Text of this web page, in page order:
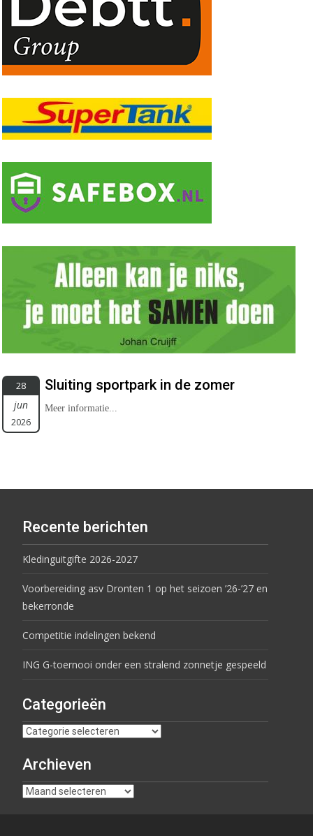
28
jun
2026
Sluiting sportpark in de zomer
Meer informatie...
Recente berichten
Kledinguitgifte 2026-2027
Voorbereiding asv Dronten 1 op het seizoen ’26-’27 en
bekerronde
Competitie indelingen bekend
ING G-toernooi onder een stralend zonnetje gespeeld
Categorieën
Archieven